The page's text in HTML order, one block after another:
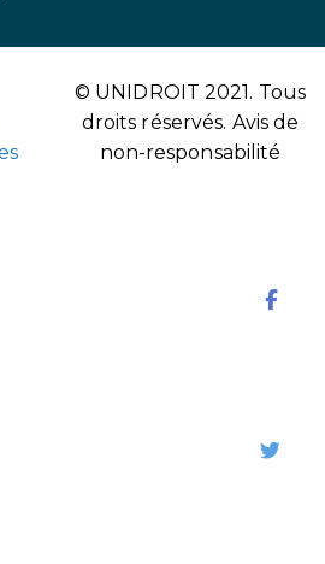
© UNIDROIT 2021. Tous
droits réservés. Avis de
non-responsabilité